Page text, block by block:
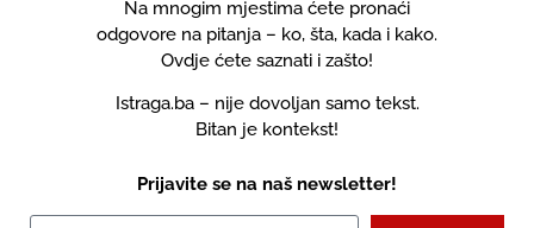
Na mnogim mjestima ćete pronaći
odgovore na pitanja – ko, šta, kada i kako.
Ovdje ćete saznati i zašto!
Istraga.ba – nije dovoljan samo tekst.
Bitan je kontekst!
Prijavite se na naš newsletter!